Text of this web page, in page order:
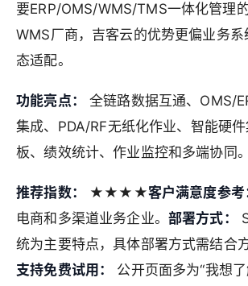
要ERP/OMS/WMS/TMS一体化管理
WMS厂商，吉客云的优势更偏业务系
态适配。
功能亮点：
全链路数据互通、OMS/
集成、PDA/RF无纸化作业、智能硬
板、绩效统计、作业监控和多端协同。
推荐指数： ★★★★客户满意度参考
电商和多渠道业务企业。 部署方式：
统为主要特点，具体部署方式需结合
支持免费试用：
公开页面多为“我想